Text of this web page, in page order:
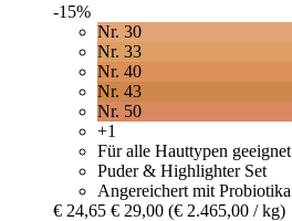
-15%
Nr. 30
Nr. 33
Nr. 40
Nr. 43
Nr. 50
+1
Für alle Hauttypen geeignet
Puder & Highlighter Set
Angereichert mit Probiotika
€ 24,65 € 29,00 (€ 2.465,00 / kg)